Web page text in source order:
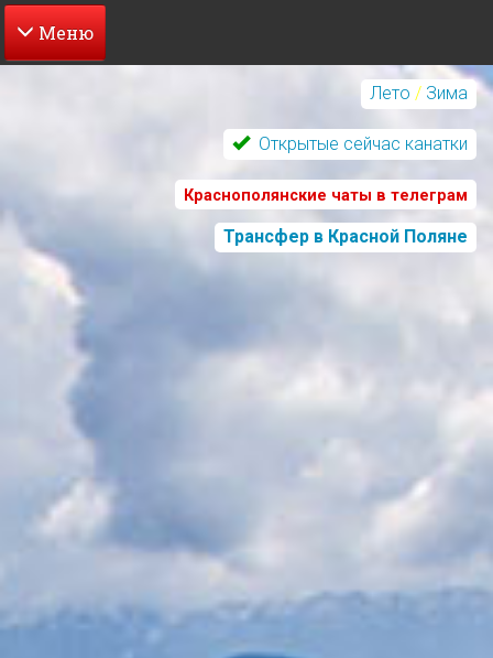
Перейти
Лето / Зима
Открытые сейчас канатки
Краснополянские чаты в телеграм
Трансфер в Красной Поляне